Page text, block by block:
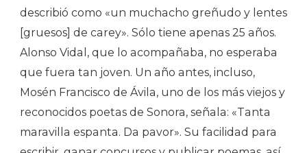
describió como «un muchacho greñudo y lentes
[gruesos] de carey». Sólo tiene apenas 25 años.
Alonso Vidal, que lo acompañaba, no esperaba
que fuera tan joven. Un año antes, incluso,
Mosén Francisco de Ávila, uno de los más viejos y
reconocidos poetas de Sonora, señala: «Tanta
maravilla espanta. Da pavor». Su facilidad para